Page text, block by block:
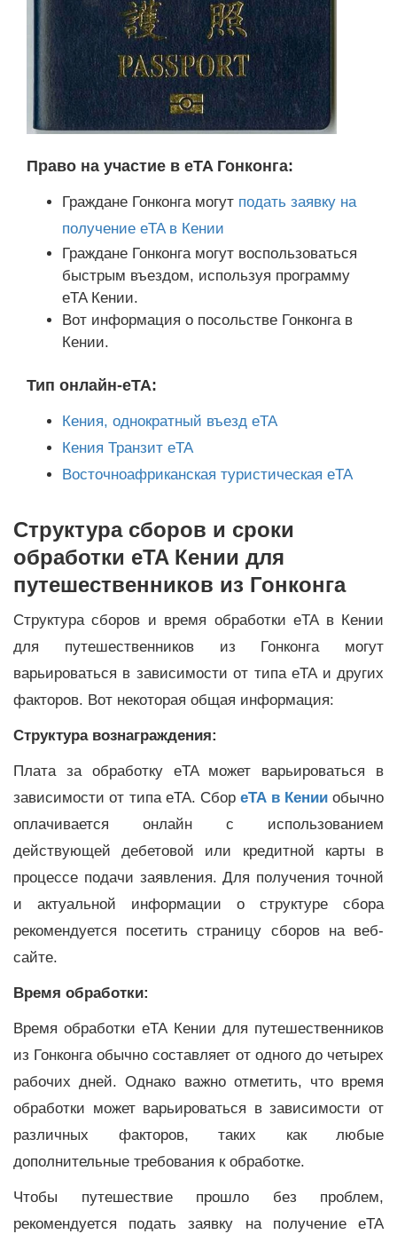
Право на участие в eTA Гонконга:
Граждане Гонконга могут подать заявку на
получение eTA в Кении
Граждане Гонконга могут воспользоваться
быстрым въездом, используя программу
eTA Кении.
Вот информация о посольстве Гонконга в
Кении.
Тип онлайн-eTA:
Кения, однократный въезд eTA
Кения Транзит eTA
Восточноафриканская туристическая eTA
Структура сборов и сроки
обработки eTA Кении для
путешественников из Гонконга
Структура сборов и время обработки eTA в Кении
для путешественников из Гонконга могут
варьироваться в зависимости от типа eTA и других
факторов. Вот некоторая общая информация:
Структура вознаграждения:
Плата за обработку eTA может варьироваться в
зависимости от типа eTA. СборeTA в Кенииобычно
оплачивается онлайн с использованием
действующей дебетовой или кредитной карты в
процессе подачи заявления. Для получения точной
и актуальной информации о структуре сбора
рекомендуется посетить страницу сборов на веб-
сайте.
Время обработки:
Время обработки eTA Кении для путешественников
из Гонконга обычно составляет от одного до четырех
рабочих дней. Однако важно отметить, что время
обработки может варьироваться в зависимости от
различных факторов, таких как любые
дополнительные требования к обработке.
Чтобы путешествие прошло без проблем,
рекомендуется подать заявку на получение eTA